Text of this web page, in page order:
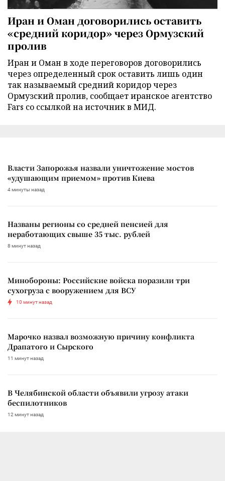
Иран и Оман договорились оставить
«средний коридор» через Ормузский
пролив
Иран и Оман в ходе переговоров договорились
через определенный срок оставить лишь один
так называемый средний коридор через
Ормузский пролив, сообщает иранское агентство
Fars со ссылкой на источник в МИД.
Власти Запорожья назвали уничтожение мостов
«удушающим приемом» против Киева
4 минуты назад
Названы регионы со средней пенсией для
неработающих свыше 35 тыс. рублей
8 минут назад
Минобороны: Российские войска поразили три
сухогруза с вооружением для ВСУ
10 минут назад
Марочко назвал возможную причину конфликта
Драпатого и Сырского
11 минут назад
В Челябинской области объявили угрозу атаки
беспилотников
12 минут назад